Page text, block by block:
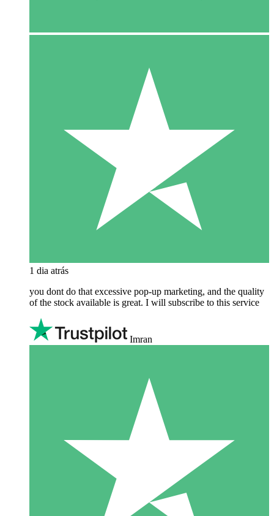
1 dia atrás
you dont do that excessive pop-up marketing, and the quality
of the stock available is great. I will subscribe to this service
Imran